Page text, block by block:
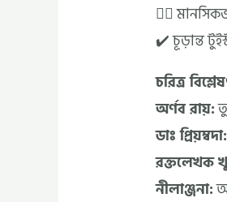
✔ী
✔️ চূড়ান্ত
চরিত্র
অর্ণব রায়:
ডাঃ প্রিয়ম্বদা:
রক্তলেখক
নীলাঞ্জনা: